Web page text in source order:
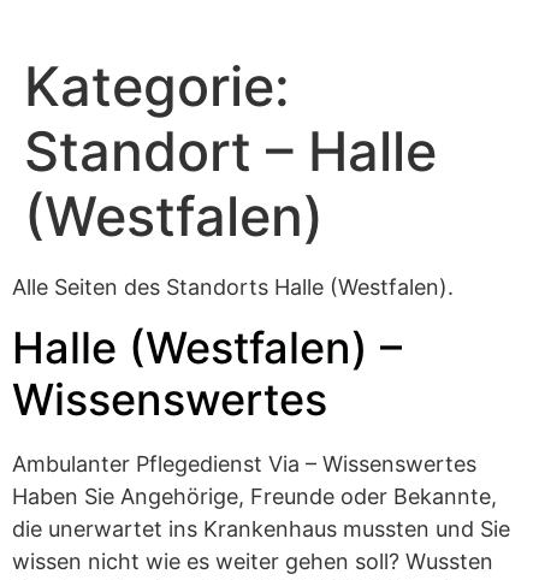
Kategorie:
Standort – Halle
(Westfalen)
Alle Seiten des Standorts Halle (Westfalen).
Halle (Westfalen) –
Wissenswertes
Ambulanter Pflegedienst Via – Wissenswertes
Haben Sie Angehörige, Freunde oder Bekannte,
die unerwartet ins Krankenhaus mussten und Sie
wissen nicht wie es weiter gehen soll? Wussten